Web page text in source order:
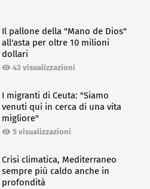
Il pallone della "Mano de Dios"
all'asta per oltre 10 milioni
dollari
43 visualizzazioni
I migranti di Ceuta: "Siamo
venuti qui in cerca di una vita
migliore"
5 visualizzazioni
Crisi climatica, Mediterraneo
sempre più caldo anche in
profondità